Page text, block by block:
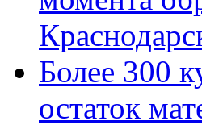
Более 300
остаток